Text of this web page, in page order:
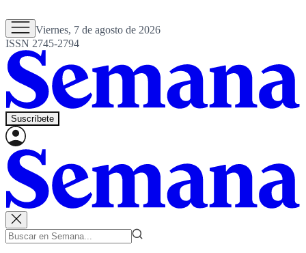
Viernes, 7 de agosto de 2026
ISSN 2745-2794
Suscríbete